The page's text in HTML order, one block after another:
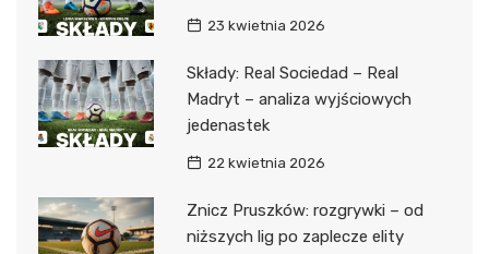
23 kwietnia 2026
Składy: Real Sociedad – Real
Madryt – analiza wyjściowych
jedenastek
22 kwietnia 2026
Znicz Pruszków: rozgrywki – od
niższych lig po zaplecze elity